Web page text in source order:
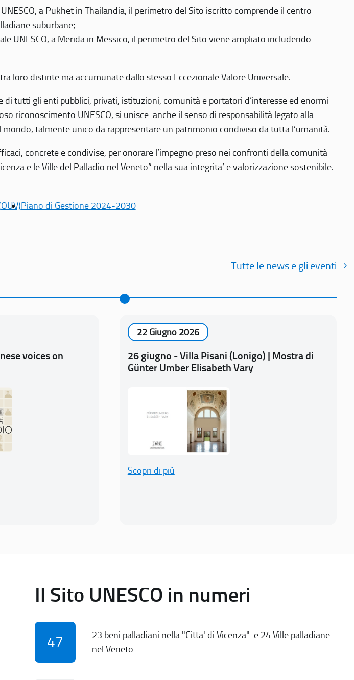
a Pukhet in Thailandia, il perimetro del Sito iscritto comprende il centro
suburbane;
UNESCO, a Merida in Messico, il perimetro del Sito viene ampliato includendo
loro distinte ma accumunate dallo stesso Eccezionale Valore Universale.
tutti gli enti pubblici, privati, istituzioni, comunità e portatori d’interesse ed enormi
riconoscimento UNESCO, si unisce anche il senso di responsabilità legato alla
talmente unico da rappresentare un patrimonio condiviso da tutta l’umanità.
concrete e condivise, per onorare l’impegno preso nei confronti della comunità
e le Ville del Palladio nel Veneto” nella sua integrita’ e valorizzazione sostenibile.
Piano di Gestione 2024-2030
Tutte le news e gli eventi
voices on
22 Giugno 2026
26 giugno - Villa Pisani (Lonigo) | Mostra di
Günter Umber Elisabeth Vary
Scopri di più
Il Sito UNESCO in numeri
47
23 beni palladiani nella "Citta' di Vicenza" e 24 Ville palladiane
nel Veneto